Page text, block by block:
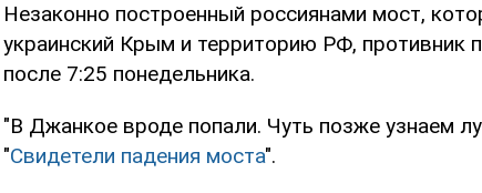
Незаконно построенный россиянами мост,
украинский Крым и территорию РФ, противник
после 7:25 понедельника.
"В Джанкое вроде попали. Чуть позже узнаем
"Свидетели падения моста".